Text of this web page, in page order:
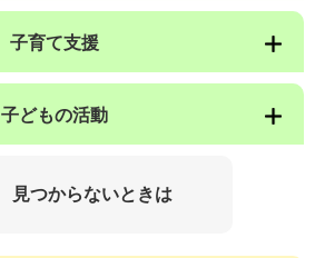
子育て支援
子どもの活動
見つからないときは